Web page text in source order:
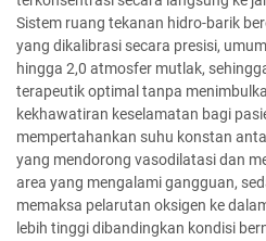
Sistem ruang tekanan hidro-barik
yang dikalibrasi secara presisi,
hingga 2,0 atmosfer mutlak,
terapeutik optimal tanpa
kekhawatiran keselamatan bagi
mempertahankan suhu konstan
yang mendorong vasodilatasi dan
area yang mengalami gangguan,
memaksa pelarutan oksigen ke
lebih tinggi dibandingkan kondisi